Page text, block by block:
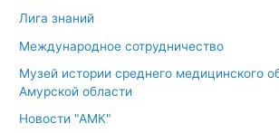
Лига знаний
Международное сотрудничество
Музей истории среднего медицинского
Амурской области
Новости "АМК"